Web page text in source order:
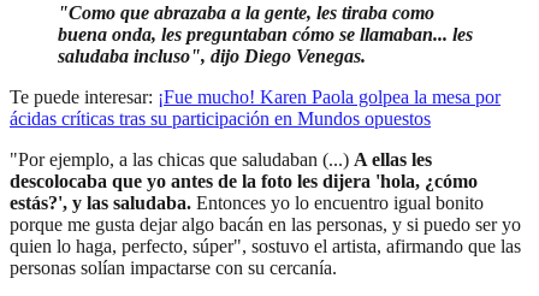
"Como que abrazaba a la gente, les tiraba como
buena onda, les preguntaban cómo se llamaban... les
saludaba incluso", dijo Diego Venegas.
Te puede interesar: ¡Fue mucho! Karen Paola golpea la mesa por
ácidas críticas tras su participación en Mundos opuestos
"Por ejemplo, a las chicas que saludaban (...) A ellas les
descolocaba que yo antes de la foto les dijera 'hola, ¿cómo
estás?', y las saludaba. Entonces yo lo encuentro igual bonito
porque me gusta dejar algo bacán en las personas, y si puedo ser yo
quien lo haga, perfecto, súper", sostuvo el artista, afirmando que las
personas solían impactarse con su cercanía.